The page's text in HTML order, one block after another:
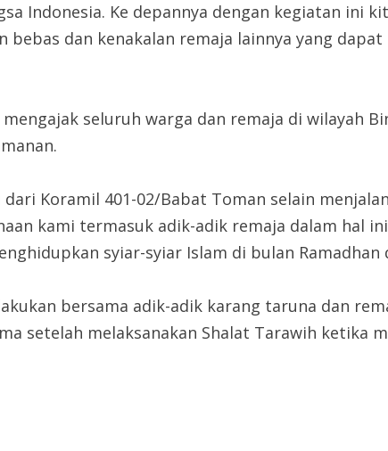
Indonesia. Ke depannya dengan kegiatan ini
bebas dan kenakalan remaja lainnya yang
seluruh warga dan remaja di wilayah
Koramil 401-02/Babat Toman selain
kami termasuk adik-adik remaja dalam hal
syiar-syiar Islam di bulan Ramadhan
bersama adik-adik karang taruna dan
setelah melaksanakan Shalat Tarawih ketika